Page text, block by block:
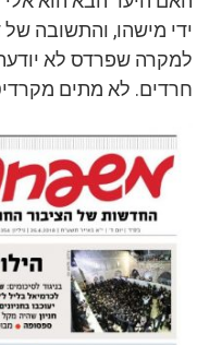
ידי מישהו, והתשובה
למקרה שפרדס לא
חרדים. לא מתים